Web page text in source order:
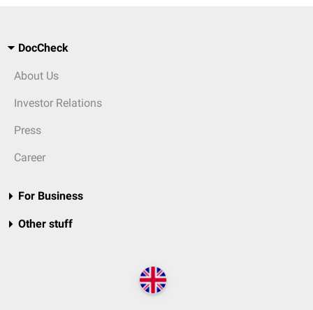
DocCheck
About Us
Investor Relations
Press
Career
For Business
Other stuff